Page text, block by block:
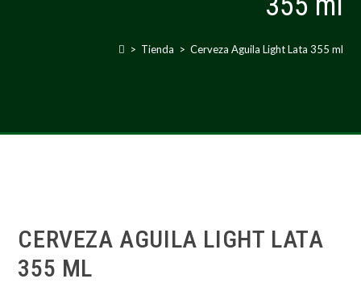
> Tienda > Cerveza Aguila Light Lata 355 ml
CERVEZA AGUILA LIGHT LATA
355 ML